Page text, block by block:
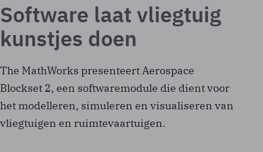
Software laat vliegtuig
kunstjes doen
The MathWorks presenteert Aerospace
Blockset 2, een softwaremodule die dient voor
het modelleren, simuleren en visualiseren van
vliegtuigen en ruimtevaartuigen.